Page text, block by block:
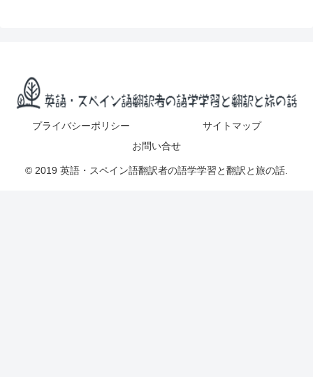
プライバシーポリシー
サイトマップ
お問い合せ
© 2019 英語・スペイン語翻訳者の語学学習と翻訳と旅の話.